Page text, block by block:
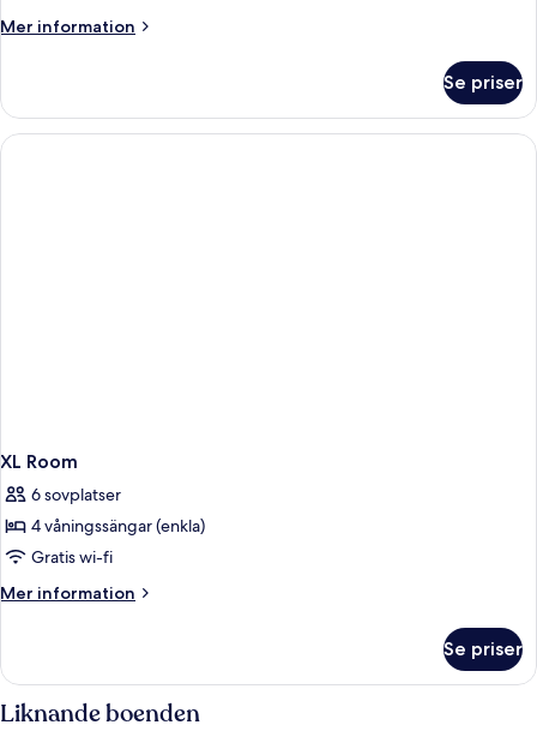
Mer information
Mer
Multiple
Beds
(Multiple
Se priser
XL Room
6 sovplatser
4 våningssängar (enkla)
Gratis wi-fi
Mer information
Mer
Room
Se priser
Liknande boenden